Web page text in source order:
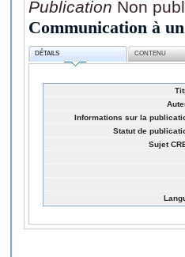
Publication Non
Communication à
DÉTAILS CONTENU
Informations sur la
Statut de
Sujet